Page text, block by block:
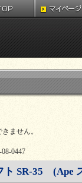
ません。
0447
ト SR-35 (Ape